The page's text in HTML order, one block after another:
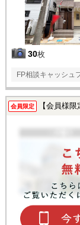
30枚
FP相談キャッシュ
会員限定 【会員様限